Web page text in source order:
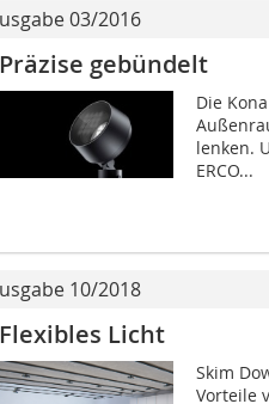
03/2016
Präzise gebündelt
Die
lenken.
ERCO...
10/2018
Flexibles Licht
Skim
Vorteile